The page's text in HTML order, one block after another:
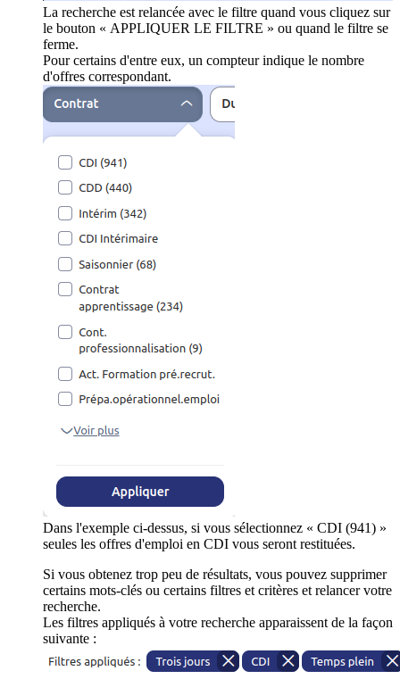
La recherche est relancée avec le filtre quand vous cliquez sur
le bouton « APPLIQUER LE FILTRE » ou quand le filtre se
ferme.
Pour certains d'entre eux, un compteur indique le nombre
d'offres correspondant.
Dans l'exemple ci-dessus, si vous sélectionnez « CDI (941) »
seules les offres d'emploi en CDI vous seront restituées.
Si vous obtenez trop peu de résultats, vous pouvez supprimer
certains mots-clés ou certains filtres et critères et relancer votre
recherche.
Les filtres appliqués à votre recherche apparaissent de la façon
suivante :